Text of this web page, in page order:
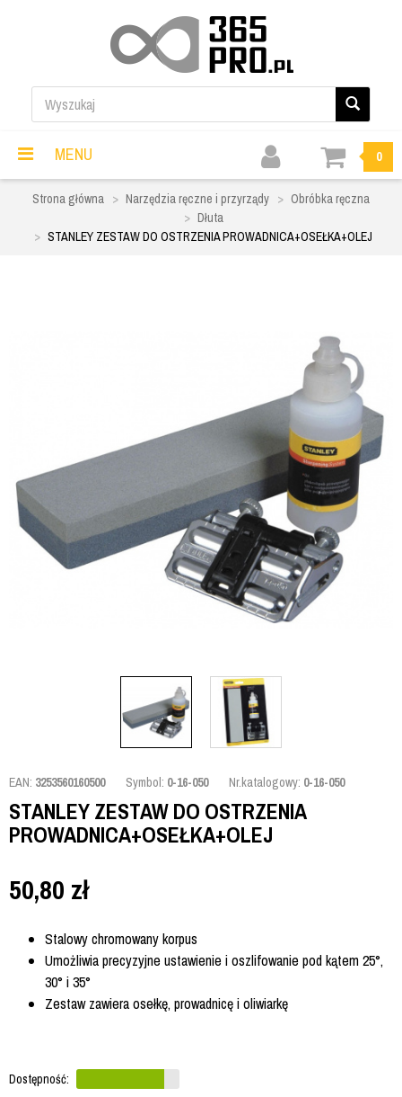
MENU 0
Strona główna Narzędzia ręczne i przyrządy
Obróbka ręczna
Dłuta
STANLEY ZESTAW DO OSTRZENIA PROWADNICA+OSEŁKA+OLEJ
EAN: 3253560160500 Symbol: 0-16-050 Nr.katalogowy: 0-16-050
STANLEY ZESTAW DO OSTRZENIA
PROWADNICA+OSEŁKA+OLEJ
50,80 zł
Stalowy chromowany korpus
Umożliwia precyzyjne ustawienie i oszlifowanie pod kątem 25°,
30° i 35°
Zestaw zawiera osełkę, prowadnicę i oliwiarkę
Dostępność: